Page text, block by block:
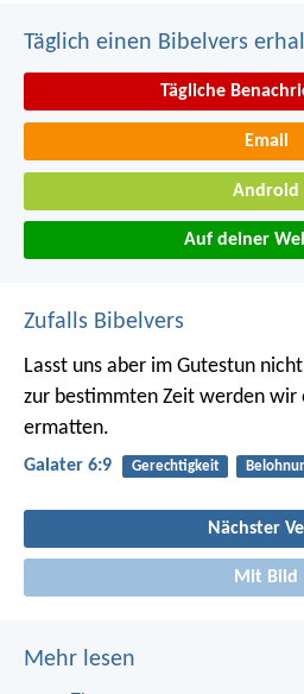
Täglich einen Bibelvers
Tägliche
Email
Android
Auf deiner
Zufalls Bibelvers
Lasst uns aber im Gutestun
zur bestimmten Zeit werden
ermatten.
Galater 6:9 Gerechtigkeit
Nächster
Mit Bild
Mehr lesen